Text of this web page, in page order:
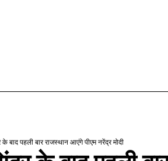
बाद पहली बार राजस्थान आएंगे पीएम नरेंद्र मोदी